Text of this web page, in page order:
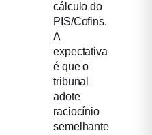
cálculo do
PIS/Cofins.
A
expectativa
é que o
tribunal
adote
raciocínio
semelhante